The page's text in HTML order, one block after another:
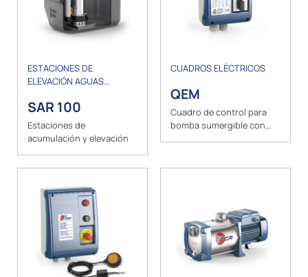
ESTACIONES DE
ELEVACIÓN AGUAS
SAR 100
Estaciones de
acumulación y elevación
CUADROS ELÉCTRICOS
QEM
Cuadro de control para
bomba sumergible con